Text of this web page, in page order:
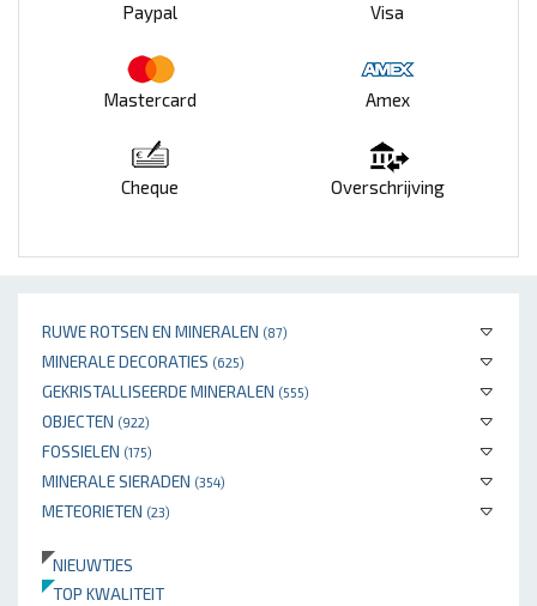
RUWE ROTSEN EN MINERALEN (87)
MINERALE DECORATIES (625)
GEKRISTALLISEERDE MINERALEN (555)
OBJECTEN (922)
FOSSIELEN (175)
MINERALE SIERADEN (354)
METEORIETEN (23)
NIEUWTJES
TOP KWALITEIT
Paypal Visa
Mastercard Amex
Cheque Overschrijving